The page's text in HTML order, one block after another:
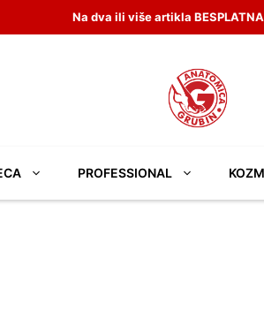
Na dva ili više artikla BESPLATNA
PROFESSIONAL